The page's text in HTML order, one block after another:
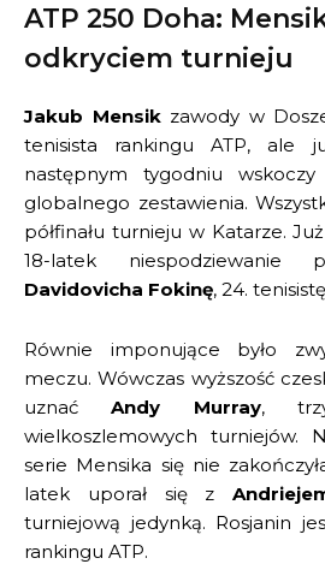
ATP 250 Doha:
odkryciem turnieju
Jakub Mensikzawody w
tenisista rankingu ATP, ale
następnym tygodniu
globalnego zestawienia.
półfinału turnieju w Katarze.
18-latek niespodziewanie
Davidovicha Fokinę, 24.
Równie imponujące było
meczu. Wówczas wyższość
uznaćAndy Murray,
wielkoszlemowych turniejów.
serie Mensika się nie
latek uporał się z
turniejową jedynką. Rosjanin
rankingu ATP.